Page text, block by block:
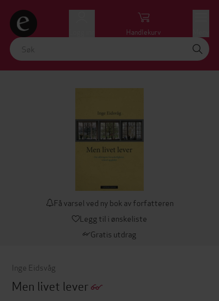
Handlekurv
Få varsel ved ny bok av forfatteren
Legg til i ønskeliste
Gratis utdrag
Inge Eidsvåg
Men livet lever